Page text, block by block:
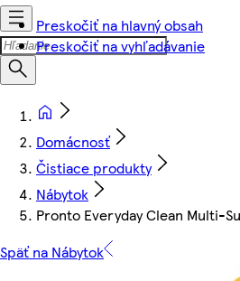
Preskočiť na hlavný obsah
Preskočiť na vyhľadávanie
Domácnosť
Čistiace produkty
Nábytok
Pronto Everyday Clean Multi-
Späť na Nábytok